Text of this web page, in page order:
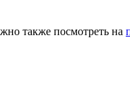
также посмотреть на